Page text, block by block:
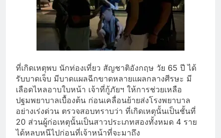
ที่เกิดเหตุพบ นักท่องเที่ยว สัญชาติอังกฤษ วัย 65 ปี ได้
รับบาดเจ็บ มีบาดแผลฉีกขาดหลายแผลกลางศีรษะ มี
เลือดไหลอาบใบหน้า เจ้าที่กู้ภัยฯ ให้การช่วยเหลือ
ปฐมพยาบาลเบื้องต้น ก่อนเคลื่อนย้ายส่งโรงพยาบาล
อย่างเร่งด่วน ตรวจสอบทราบว่า ที่เกิดเหตุนั้นเป็นชั้นที่
20 ส่วนผู้ก่อเหตุนั้นเป็นสาวประเภทสองทั้งหมด 4 ราย
ได้หลบหนีไปก่อนที่เจ้าหน้าที่จะมาถึง